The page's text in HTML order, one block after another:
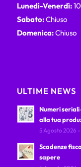
Lunedì-Venerdì:
Sabato:Chiuso
Domenica:Chiuso
ULTIME NEWS
Numeri seriali
alla tua
5 Agosto 2026 -
Scadenze
sapere